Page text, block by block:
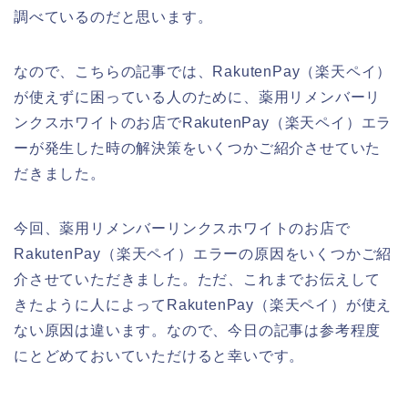
調べているのだと思います。
なので、こちらの記事では、RakutenPay（楽天ペイ）
が使えずに困っている人のために、薬用リメンバーリ
ンクスホワイトのお店でRakutenPay（楽天ペイ）エラ
ーが発生した時の解決策をいくつかご紹介させていた
だきました。
今回、薬用リメンバーリンクスホワイトのお店で
RakutenPay（楽天ペイ）エラーの原因をいくつかご紹
介させていただきました。ただ、これまでお伝えして
きたように人によってRakutenPay（楽天ペイ）が使え
ない原因は違います。なので、今日の記事は参考程度
にとどめておいていただけると幸いです。